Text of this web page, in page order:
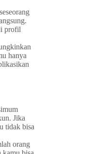
profil
hanya
Jika
tidak bisa
orang